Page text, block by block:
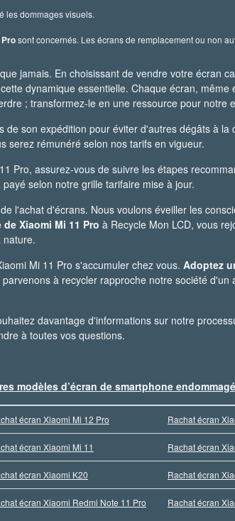
les dommages visuels.
sont concernés. Les écrans de remplacement ou non
jamais. En choisissant de vendre votre écran
dynamique essentielle. Chaque écran, même
; transformez-le en une ressource pour notre
son expédition pour éviter d'autres dégâts à la
serez rémunéré selon nos tarifs en vigueur.
Pro, assurez-vous de suivre les étapes
selon notre grille tarifaire mise à jour.
l'achat d'écrans. Nous voulons éveiller les
Xiaomi Mi 11 Pro à Recycle Mon LCD, vous
nature.
Mi 11 Pro s'accumuler chez vous. Adoptez
à recycler rapproche notre société d'un
davantage d'informations sur notre
à toutes vos questions.
modèles d’écran de smartphone
écran Xiaomi Mi 12 Pro Rachat écran
écran Xiaomi Mi 11 Rachat écran
écran Xiaomi K20 Rachat écran
écran Xiaomi Redmi Note 11 Pro Rachat écran